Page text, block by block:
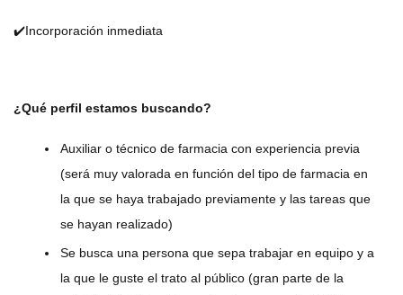
✔️Incorporación inmediata
¿Qué perfil estamos buscando?
Auxiliar o técnico de farmacia con experiencia previa
(será muy valorada en función del tipo de farmacia en
la que se haya trabajado previamente y las tareas que
se hayan realizado)
Se busca una persona que sepa trabajar en equipo y a
la que le guste el trato al público (gran parte de la